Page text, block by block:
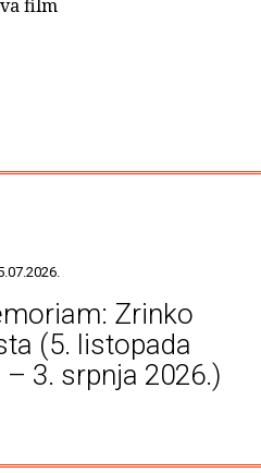
film
Zrinko
(5. listopada
– 3. srpnja 2026.)